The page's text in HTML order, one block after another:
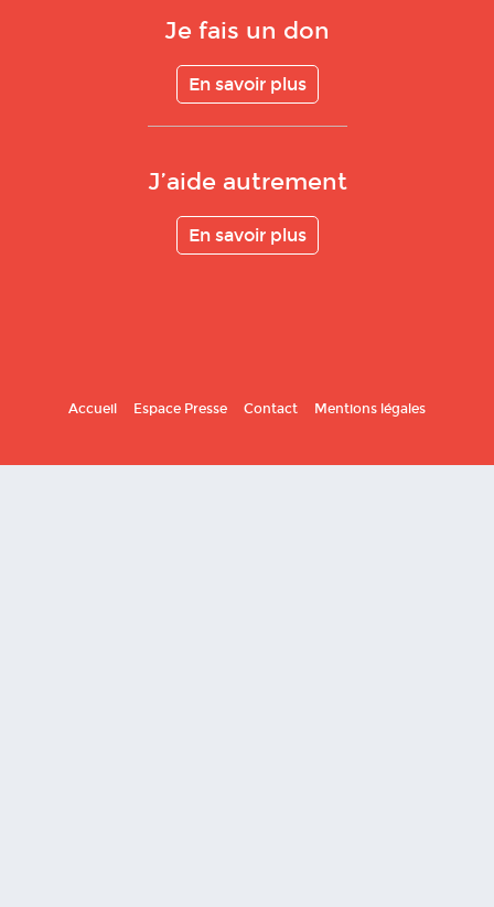
Je fais un don
En savoir plus
J’aide autrement
En savoir plus
Accueil Espace Presse Contact Mentions légales